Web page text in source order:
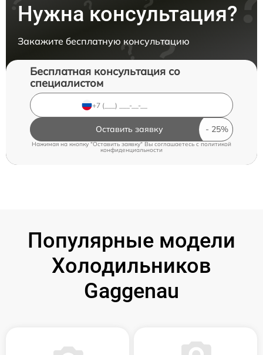
Нужна консультация?
Закажите бесплатную консультацию
Бесплатная консультация со
специалистом
Оставить заявку
Нажимая на кнопку "Оставить заявку" Вы соглашаетесь cполитикой
конфиденциальности
Популярные модели
Холодильников
Gaggenau